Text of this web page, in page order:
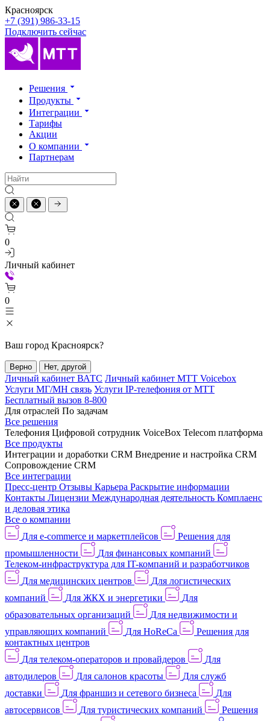
Красноярск
+7 (391) 986-33-15
Подключить сейчас
Решения
Продукты
Интеграции
Тарифы
Акции
О компании
Партнерам
0
Личный кабинет
0
Ваш город Красноярск?
Верно Нет, другой
Личный кабинет ВАТС Личный кабинет МТТ Voicebox
Услуги МГ/МН связь Услуги IP-телефония от МТТ
Бесплатный вызов 8-800
Для отраслей По задачам
Все решения
Телефония Цифровой сотрудник VoiceBox Telecom платформа
Все продукты
Интеграции и доработки CRM Внедрение и настройка CRM
Сопровождение CRM
Все интеграции
Пресс-центр Отзывы Карьера Раскрытие информации
Контакты Лицензии Международная деятельность Комплаенс
и деловая этика
Все о компании
Для e-commerce и маркетплейсов
Решения для
промышленности
Для финансовых компаний
Телеком-инфраструктура для IT-компаний и разработчиков
Для медицинских центров
Для логистических
компаний
Для ЖКХ и энергетики
Для
образовательных организаций
Для недвижимости и
управляющих компаний
Для HoReCa
Решения для
контактных центров
Для телеком-операторов и провайдеров
Для
автодилеров
Для салонов красоты
Для служб
доставки
Для франшиз и сетевого бизнеса
Для
автосервисов
Для туристических компаний
Решения